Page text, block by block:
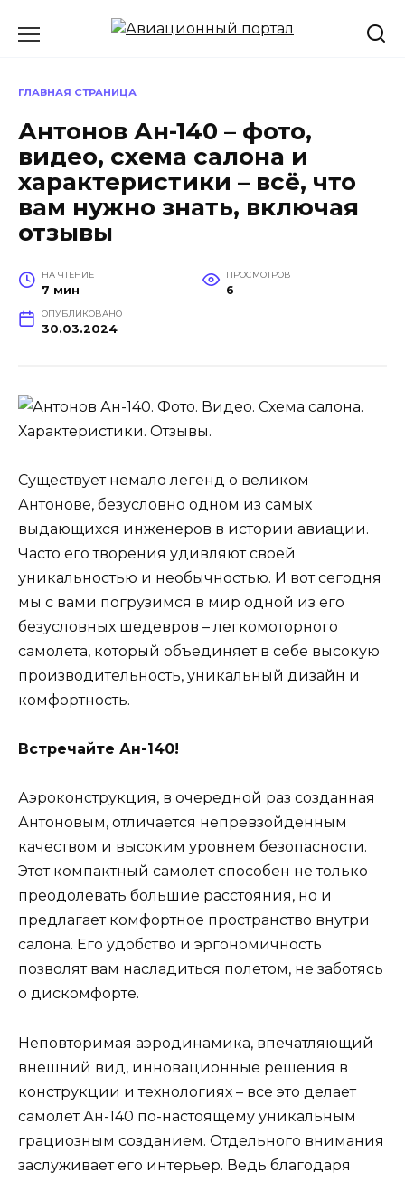
ГЛАВНАЯ СТРАНИЦА
Антонов Ан-140 – фото,
видео, схема салона и
характеристики – всё, что
вам нужно знать, включая
отзывы
НА ЧТЕНИЕ
7 мин
ПРОСМОТРОВ
6
ОПУБЛИКОВАНО
30.03.2024
Существует немало легенд о великом
Антонове, безусловно одном из самых
выдающихся инженеров в истории авиации.
Часто его творения удивляют своей
уникальностью и необычностью. И вот сегодня
мы с вами погрузимся в мир одной из его
безусловных шедевров – легкомоторного
самолета, который объединяет в себе высокую
производительность, уникальный дизайн и
комфортность.
Встречайте Ан-140!
Аэроконструкция, в очередной раз созданная
Антоновым, отличается непревзойденным
качеством и высоким уровнем безопасности.
Этот компактный самолет способен не только
преодолевать большие расстояния, но и
предлагает комфортное пространство внутри
салона. Его удобство и эргономичность
позволят вам насладиться полетом, не заботясь
о дискомфорте.
Неповторимая аэродинамика, впечатляющий
внешний вид, инновационные решения в
конструкции и технологиях – все это делает
самолет Ан-140 по-настоящему уникальным
грациозным созданием. Отдельного внимания
заслуживает его интерьер. Ведь благодаря